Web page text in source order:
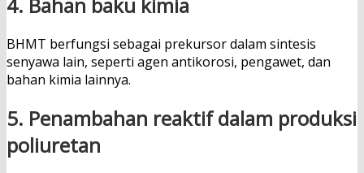
BHMT berfungsi sebagai prekursor dalam sintesis
senyawa lain, seperti agen antikorosi, pengawet, dan
bahan kimia lainnya.
5. Penambahan reaktif dalam produksi
poliuretan